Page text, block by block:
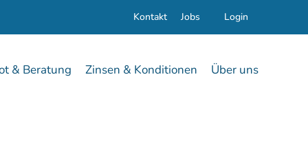
Kontakt Jobs Login
& Beratung Zinsen & Konditionen Über uns